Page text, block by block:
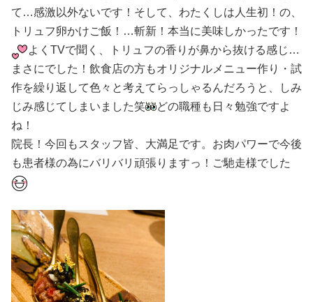
て …感激以外ないです！そして、わたくしは人生初！の、
トリュフ卵かけご飯！ …斬新！本当に美味しかったです！
よく TVで聞く、トリュフの香りが鼻から抜ける感じ …
まさにでした！飲食店の方もオリジナルメニュー作り・試
作を繰り返して色々と考えてらっしゃるんだろうと、しみ
じみ感じてしまいました笑
どの職種も日々勉強ですよ
ね！
院長！今回もスタッフ皆、大満足です。お肉パワーで今後
も患者様の為にバリバリ頑張りますっ！ご馳走様でした